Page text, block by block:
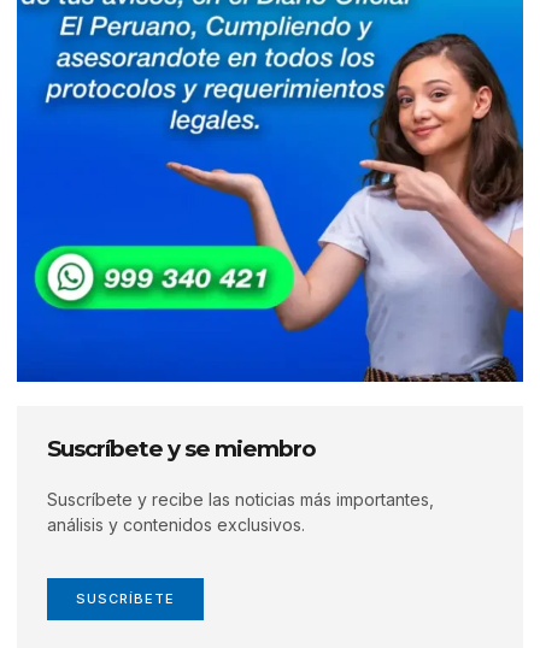
Suscríbete y se miembro
Suscríbete y recibe las noticias más importantes,
análisis y contenidos exclusivos.
SUSCRÍBETE